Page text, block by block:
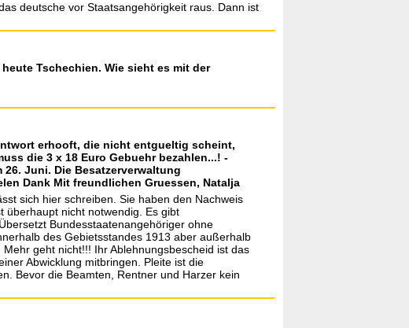
deutsche vor Staatsangehörigkeit raus. Dann ist
Tschechien. Wie sieht es mit der
erhooft, die nicht entgueltig scheint,
die 3 x 18 Euro Gebuehr bezahlen...! -
Juni. Die Besatzerverwaltung
Dank Mit freundlichen Gruessen, Natalja
sich hier schreiben. Sie haben den Nachweis
überhaupt nicht notwendig. Es gibt
Bundesstaatenangehöriger ohne
des Gebietsstandes 1913 aber außerhalb
geht nicht!!! Ihr Ablehnungsbescheid ist das
Abwicklung mitbringen. Pleite ist die
Bevor die Beamten, Rentner und Harzer kein